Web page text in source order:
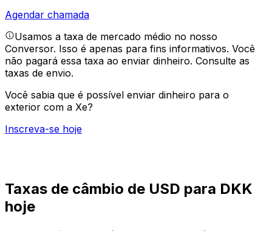
Agendar chamada
Usamos a taxa de mercado médio no nosso
Conversor. Isso é apenas para fins informativos. Você
não pagará essa taxa ao enviar dinheiro. Consulte as
taxas de envio.
Você sabia que é possível enviar dinheiro para o
exterior com a Xe?
Inscreva-se hoje
Taxas de câmbio de USD para DKK
hoje